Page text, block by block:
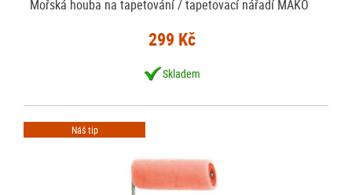
Mořská houba na tapetování / tapetovací nářadí MAKO
299 Kč
Skladem
Náš tip